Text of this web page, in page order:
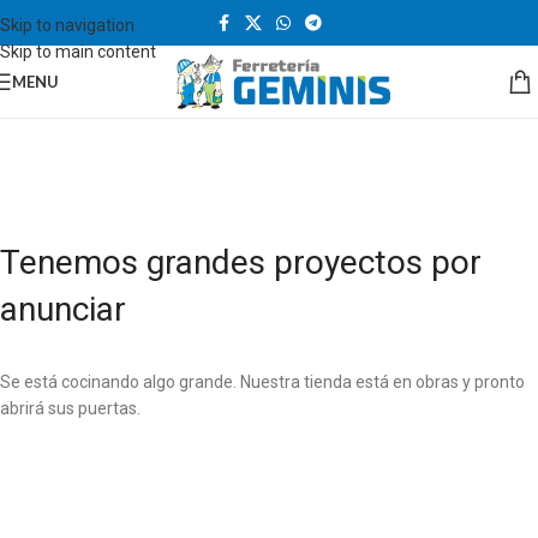
Skip to navigation
Skip to main content
MENU
Tenemos grandes proyectos por
anunciar
Se está cocinando algo grande. Nuestra tienda está en obras y pronto
abrirá sus puertas.